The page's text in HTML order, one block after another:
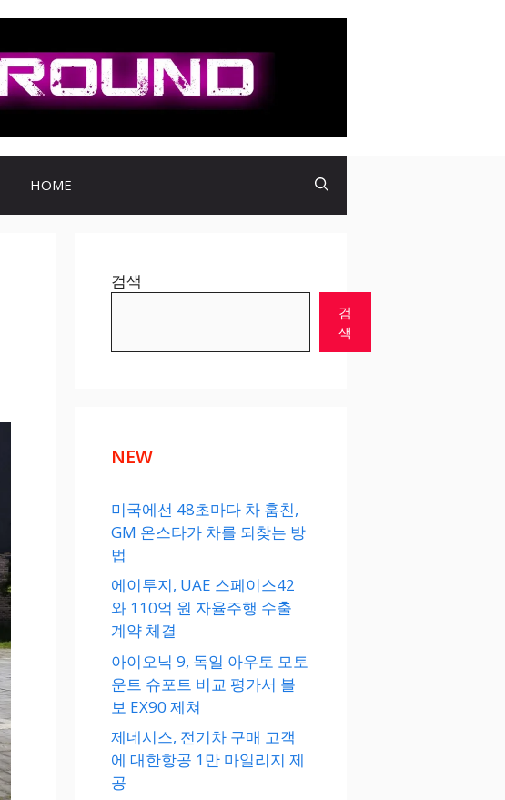
HOME
검색
검
색
NEW
미국에선 48초마다 차 훔친,
GM 온스타가 차를 되찾는 방
법
에이투지, UAE 스페이스42
와 110억 원 자율주행 수출
계약 체결
아이오닉 9, 독일 아우토 모토
운트 슈포트 비교 평가서 볼
보 EX90 제쳐
제네시스, 전기차 구매 고객
에 대한항공 1만 마일리지 제
공